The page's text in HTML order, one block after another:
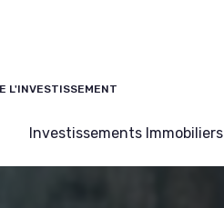
L'INVESTISSEMENT
Investissements Immobiliers